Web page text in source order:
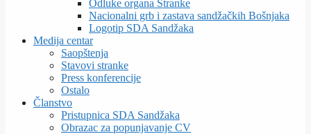
Odluke organa Stranke
Nacionalni grb i zastava sandžačkih Bošnjaka
Logotip SDA Sandžaka
Medija centar
Saopštenja
Stavovi stranke
Press konferencije
Ostalo
Članstvo
Pristupnica SDA Sandžaka
Obrazac za popunjavanje CV